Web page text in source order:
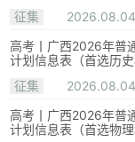
征集
2026.08.04
高考丨广西2026年普
计划信息表（首选历史
征集
2026.08.04
高考丨广西2026年普
计划信息表（首选物理